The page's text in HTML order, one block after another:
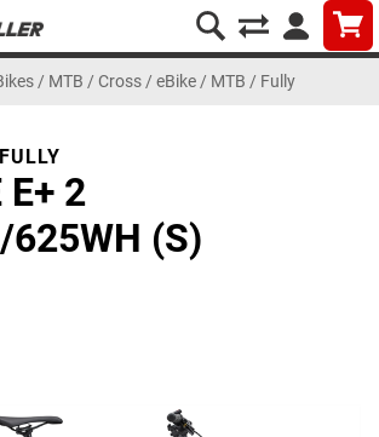
/ MTB / Cross / eBike / MTB / Fully
E+ 2
625WH (S)